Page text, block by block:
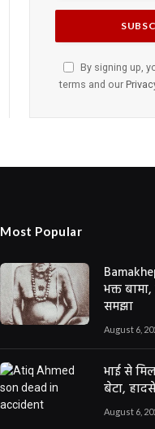
By signing up,
terms and our
Most Popular
भक्त
समझा
August 6,
भाई से
बेटा,
August 6,